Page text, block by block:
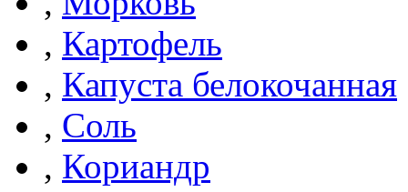
, Картофель
, Капуста белокочанная
, Соль
, Кориандр